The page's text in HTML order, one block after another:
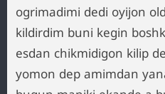
ogrimadimi dedi oyijon
kildirdim buni kegin
esdan chikmidigon kilip
yomon dep amimdan